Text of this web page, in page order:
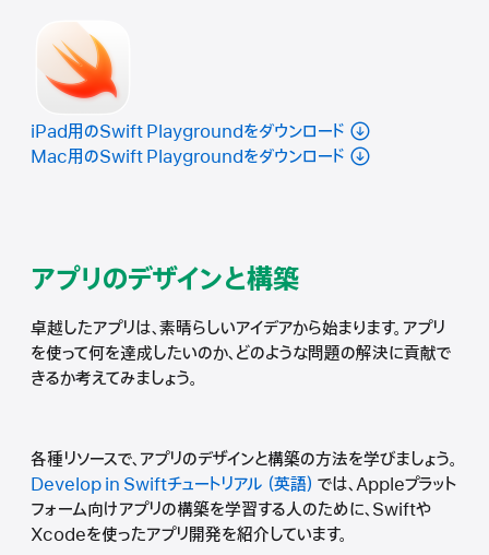
iPad用のSwift Playgroundをダウンロード
Mac用のSwift Playgroundをダウンロード
アプリのデザインと構築
卓越したアプリは、素晴らしいアイデアから始まります。アプリ
を使って何を達成したいのか、どのような問題の解決に貢献で
きるか考えてみましょう。
各種リソースで、アプリのデザインと構築の方法を学びましょう。
Develop in Swiftチュートリアル
では、Appleプラット
フォーム向けアプリの構築を学習する人のために、Swiftや
Xcodeを使ったアプリ開発を紹介しています。